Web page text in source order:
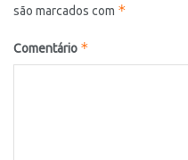
são marcados com *
Comentário *